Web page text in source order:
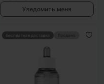
Уведомить меня
Бесплатная доставка Продано